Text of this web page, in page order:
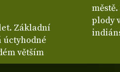
Základní
úctyhodné
větším
plody